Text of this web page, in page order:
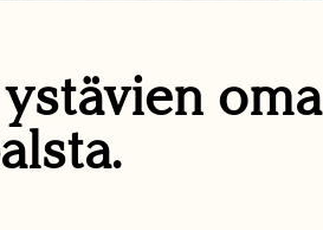
oma